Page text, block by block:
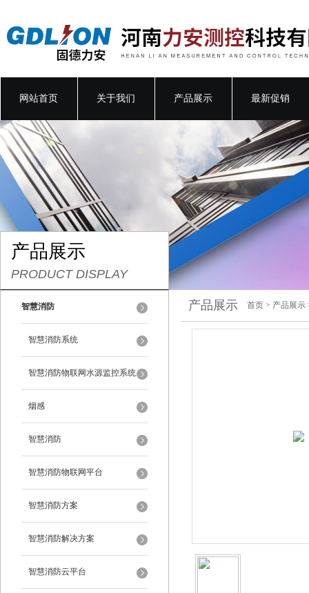
网站首页 关于我们 产品展示 最新促销
产品展示
PRODUCT DISPLAY
智慧消防
智慧消防系统
智慧消防物联网水源监控系统
烟感
智慧消防
智慧消防物联网平台
智慧消防方案
智慧消防解决方案
智慧消防云平台
产品展示 首页 > 产品展示